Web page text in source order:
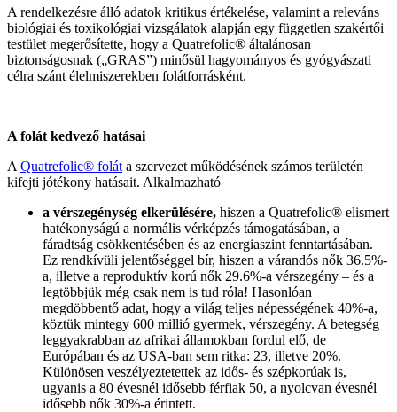
A rendelkezésre álló adatok kritikus értékelése, valamint a releváns
biológiai és toxikológiai vizsgálatok alapján egy független szakértői
testület megerősítette, hogy a Quatrefolic® általánosan
biztonságosnak („GRAS”) minősül hagyományos és gyógyászati
célra szánt élelmiszerekben folátforrásként.
A folát kedvező hatásai
A Quatrefolic® folát a szervezet működésének számos területén
kifejti jótékony hatásait. Alkalmazható
a vérszegénység elkerülésére, hiszen a Quatrefolic® elismert
hatékonyságú a normális vérképzés támogatásában, a
fáradtság csökkentésében és az energiaszint fenntartásában.
Ez rendkívüli jelentőséggel bír, hiszen a várandós nők 36.5%-
a, illetve a reproduktív korú nők 29.6%-a vérszegény – és a
legtöbbjük még csak nem is tud róla! Hasonlóan
megdöbbentő adat, hogy a világ teljes népességének 40%-a,
köztük mintegy 600 millió gyermek, vérszegény. A betegség
leggyakrabban az afrikai államokban fordul elő, de
Európában és az USA-ban sem ritka: 23, illetve 20%.
Különösen veszélyeztetettek az idős- és szépkorúak is,
ugyanis a 80 évesnél idősebb férfiak 50, a nyolcvan évesnél
idősebb nők 30%-a érintett.